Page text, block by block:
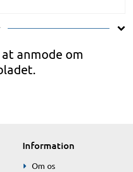
anmode om
Information
Om os